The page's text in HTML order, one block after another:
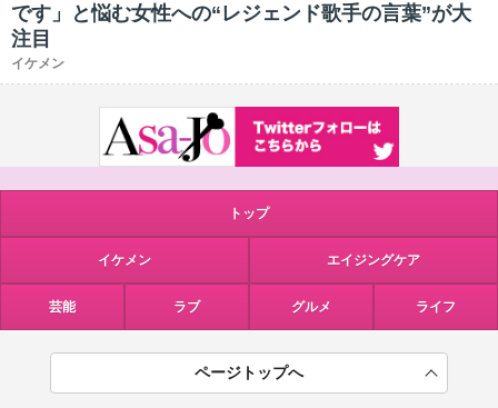
です」と悩む女性への“レジェンド歌手の言葉”が大
注目
イケメン
トップ
イケメン エイジングケア
芸能 ラブ グルメ ライフ
ページトップへ